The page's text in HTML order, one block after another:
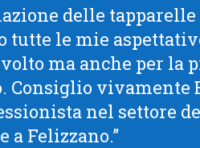
delle
tutte le mie
ma anche per la
Consiglio vivamente
nel settore
a Felizzano.”